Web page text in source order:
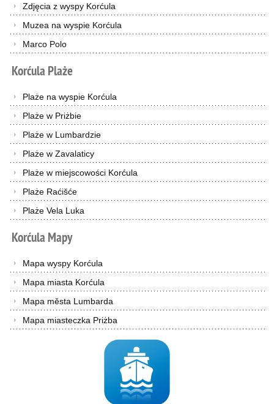
Zdjęcia z wyspy Korćula
Muzea na wyspie Korćula
Marco Polo
Korćula Plaże
Plaże na wyspie Korćula
Plaże w Priżbie
Plaże w Lumbardzie
Plaże w Zavalaticy
Plaże w miejscowości Korćula
Plaże Raćišće
Plaże Vela Luka
Korćula Mapy
Mapa wyspy Korćula
Mapa miasta Korćula
Mapa města Lumbarda
Mapa miasteczka Priżba